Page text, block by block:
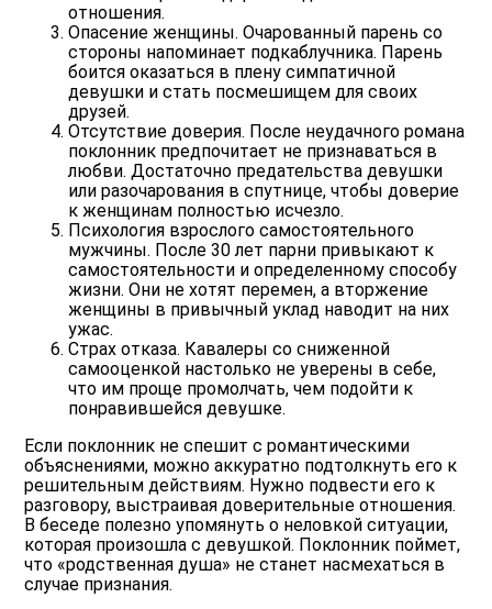
отношения.
Опасение женщины. Очарованный парень со
стороны напоминает подкаблучника. Парень
боится оказаться в плену симпатичной
девушки и стать посмешищем для своих
друзей.
Отсутствие доверия. После неудачного романа
поклонник предпочитает не признаваться в
любви. Достаточно предательства девушки
или разочарования в спутнице, чтобы доверие
к женщинам полностью исчезло.
Психология взрослого самостоятельного
мужчины. После 30 лет парни привыкают к
самостоятельности и определенному способу
жизни. Они не хотят перемен, а вторжение
женщины в привычный уклад наводит на них
ужас.
Страх отказа. Кавалеры со сниженной
самооценкой настолько не уверены в себе,
что им проще промолчать, чем подойти к
понравившейся девушке.
Если поклонник не спешит с романтическими
объяснениями, можно аккуратно подтолкнуть его к
решительным действиям. Нужно подвести его к
разговору, выстраивая доверительные отношения.
В беседе полезно упомянуть о неловкой ситуации,
которая произошла с девушкой. Поклонник поймет,
что «родственная душа» не станет насмехаться в
случае признания.